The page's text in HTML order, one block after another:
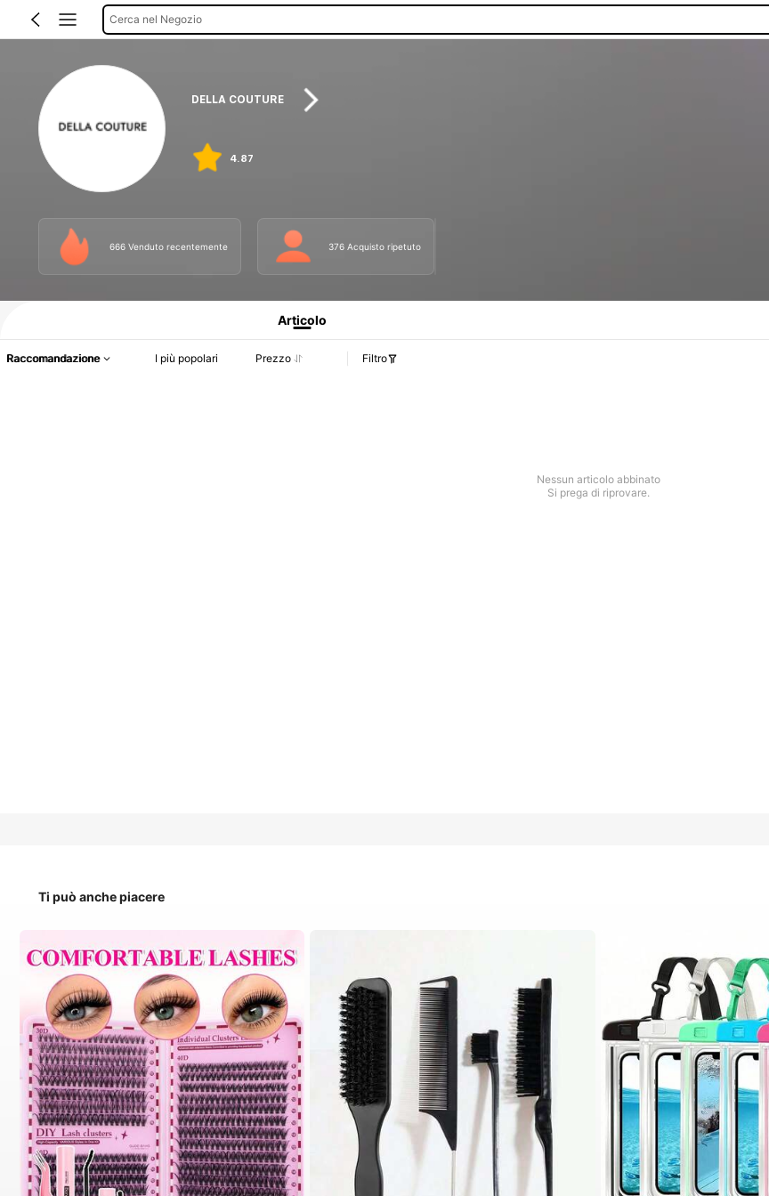
Cerca nel Negozio
DELLA COUTURE
4.87
666 Venduto recentemente 376 Acquisto ripetuto
Informazioni sul prodotto: Comunicazione del prezzo, dettagli su vendite e disponibilità.
Articolo
Raccomandazione I più popolari Prezzo Filtro
Nessun articolo abbinato
Si prega di riprovare.
Ti può anche piacere